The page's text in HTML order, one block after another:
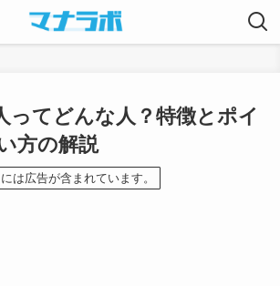
ってどんな人？特徴とポイ
方の解説
は広告が含まれています。